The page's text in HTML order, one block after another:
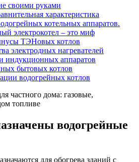
своими руками
характеристика
котельных аппаратов.
электрокотел – это миф
ТЭНовых котлов
электродных нагревателей
индукционных аппаратов
бытовых котлов
водогрейных котлов
водогрейные
для обогрева зданий с